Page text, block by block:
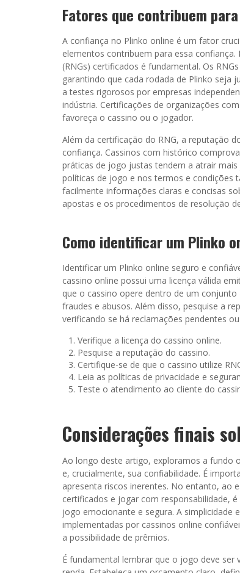
Fatores que contribuem
A confiança no Plinko online é um fator
elementos contribuem para essa
(RNGs) certificados é fundamental. Os
garantindo que cada rodada de Plinko seja
a testes rigorosos por empresas
indústria. Certificações de organizações
favoreça o cassino ou o jogador.
Além da certificação do RNG, a reputação
confiança. Cassinos com histórico
práticas de jogo justas tendem a atrair
políticas de jogo e nos termos e condições
facilmente informações claras e concisas
apostas e os procedimentos de resolução
Como identificar um Plinko
Identificar um Plinko online seguro e
cassino online possui uma licença válida
que o cassino opere dentro de um
fraudes e abusos. Além disso, pesquise a
verificando se há reclamações pendentes
Verifique a licença do cassino online.
Pesquise a reputação do cassino.
Certifique-se de que o cassino utilize
Leia as políticas de privacidade e
Teste o atendimento ao cliente do
Considerações finais
Ao longo deste artigo, exploramos a fundo
e, crucialmente, sua confiabilidade. É
apresenta riscos inerentes. No entanto, ao
certificados e jogar com responsabilidade,
jogo emocionante e segura. A simplicidade
implementadas por cassinos online
a possibilidade de prêmios.
É fundamental lembrar que o jogo deve